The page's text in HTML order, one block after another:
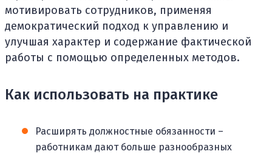
мотивировать сотрудников, применяя
демократический подход к управлению и
улучшая характер и содержание фактической
работы с помощью определенных методов.
Как использовать на практике
Расширять должностные обязанности –
работникам дают больше разнообразных